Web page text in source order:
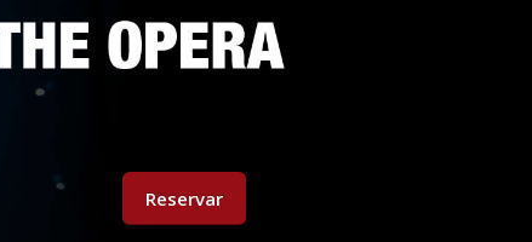
Reservar